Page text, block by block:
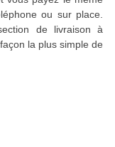
ou sur place.
de livraison à
la plus simple de